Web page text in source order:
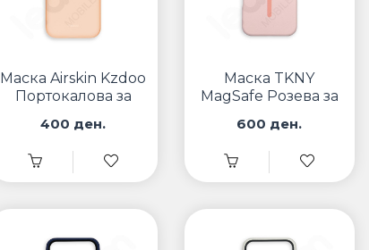
Маска Airskin Kzdoo
Портокалова за
400 ден.
Маска TKNY
MagSafe Розева за
600 ден.